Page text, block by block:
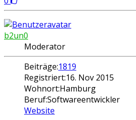
b2un0
Moderator
Beiträge:1819
Registriert:16. Nov 2015
Wohnort:Hamburg
Beruf:Softwareentwickler
Website